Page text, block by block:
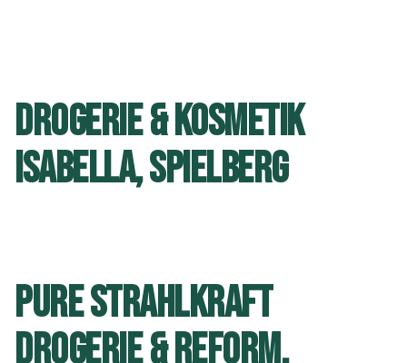
DROGERIE & KOSMETIK
ISABELLA, SPIELBERG
PURE STRAHLKRAFT
DROGERIE & REFORM,